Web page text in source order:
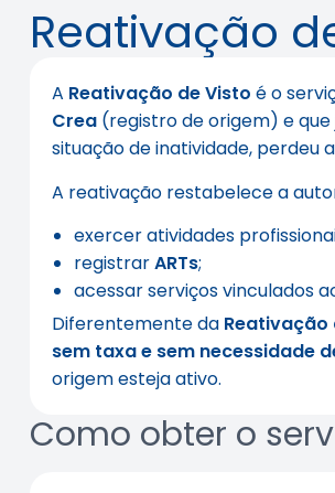
Reativação
A Reativação de Visto é o
Crea (registro de origem) e
situação de inatividade, perdeu
A reativação restabelece a
exercer atividades
registrarARTs;
acessar serviços vinculados
Diferentemente da Reativação
sem taxa e sem necessidade
origem esteja ativo.
Como obter o